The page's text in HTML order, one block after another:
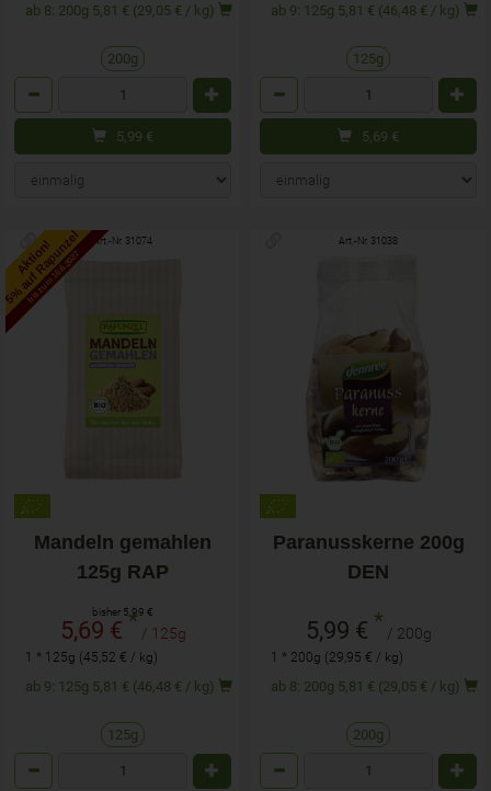
ab 8: 200g 5,81 € (29,05 € / kg)
200g
5,99 €
ab 9: 125g 5,81 € (46,48 € / kg)
125g
5,69 €
Aktion!
5% auf Rapunzel
bis zum 16.6.2027
Art.-Nr. 31074
Mandeln gemahlen
125g RAP
bisher 5,99 €
5,69 €* / 125g
1 * 125g (45,52 € / kg)
ab 9: 125g 5,81 € (46,48 € / kg)
125g
Art.-Nr. 31038
Paranusskerne 200g
DEN
5,99 € * / 200g
1 * 200g (29,95 € / kg)
ab 8: 200g 5,81 € (29,05 € / kg)
200g